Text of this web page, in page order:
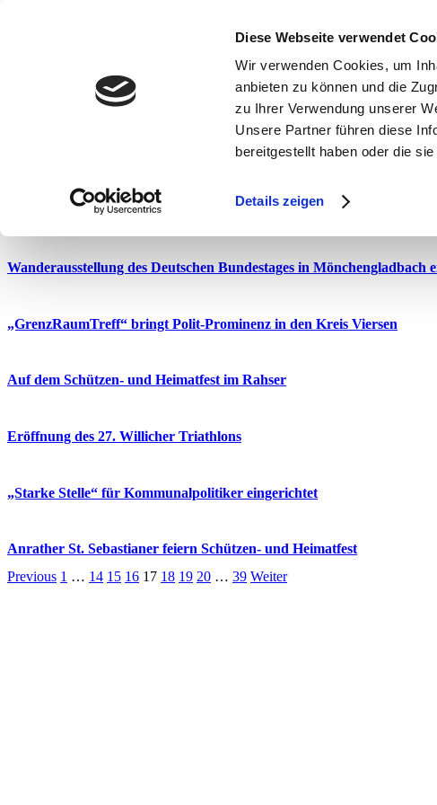
Diese Webseite verwendet
Wir verwenden Cookies, um
anbieten zu können und die
zu Ihrer Verwendung unserer
Unsere Partner führen diese
bereitgestellt haben oder die
Details zeigen
KfW-Förderungen im Kreis Viersen sinken erneut
Mit PPP-Stipendium aus Kempen in die USA
Kreissportbund Viersen mit Aktionstag #move auf dem Hohen Busch
Martin Plum fordert mehr Tempo beim deutsch-niederländischen
Wanderausstellung des Deutschen Bundestages in Mönchengladbach
„GrenzRaumTreff“ bringt Polit-Prominenz in den Kreis Viersen
Auf dem Schützen- und Heimatfest im Rahser
Eröffnung des 27. Willicher Triathlons
„Starke Stelle“ für Kommunalpolitiker eingerichtet
Anrather St. Sebastianer feiern Schützen- und Heimatfest
Previous 1 … 14 15 16 17 18 19 20 … 39 Weiter